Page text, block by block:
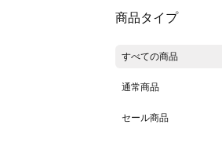
商品タイプ
すべての商品
通常商品
セール商品